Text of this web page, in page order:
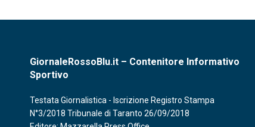
GiornaleRossoBlu.it – Contenitore Informativo
Sportivo
Testata Giornalistica - Iscrizione Registro Stampa
N°3/2018 Tribunale di Taranto 26/09/2018